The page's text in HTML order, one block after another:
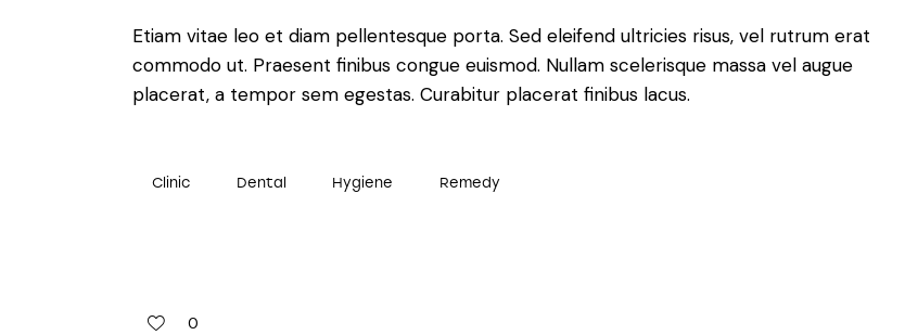
Etiam vitae leo et diam pellentesque porta. Sed eleifend ultricies risus, vel rutrum erat
commodo ut. Praesent finibus congue euismod. Nullam scelerisque massa vel augue
placerat, a tempor sem egestas. Curabitur placerat finibus lacus.
Clinic Dental Hygiene Remedy
0